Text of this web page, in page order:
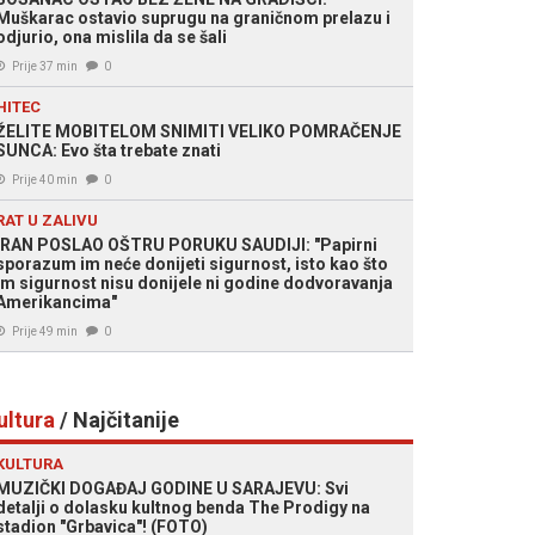
ostavio suprugu na graničnom prelazu i
ona mislila da se šali
Prije 37 min 0
MOBITELOM SNIMITI VELIKO POMRAČENJE
Evo šta trebate znati
Prije 40 min 0
U ZALIVU
POSLAO OŠTRU PORUKU SAUDIJI: "Papirni
im neće donijeti sigurnost, isto kao što
sigurnost nisu donijele ni godine dodvoravanja
Prije 49 min 0
/ Najčitanije
DOGAĐAJ GODINE U SARAJEVU: Svi
o dolasku kultnog benda The Prodigy na
"Grbavica"! (FOTO)